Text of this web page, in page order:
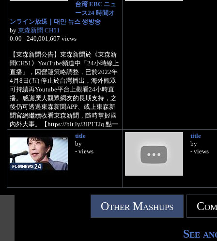
台湾 EBC ニュ
ース24 時間オ
ンライン放送｜대만 뉴스 생방송
by 東森新聞 CH51
0:00 - 240,001,607 views
【東森新聞公告】東森新聞於《東森新
聞CH51》YouTube頻道中「24小時線上
直播」，因營運策略調整，已於2022年
4月8日(五) 停止於台灣播出，海外觀眾
可持續再Youtube平台上觀看24小時直
播。感謝廣大觀眾網友的長期支持，之
後仍可透過東森新聞APP、或上東森新
聞官網繼續收看東森新聞，隨時掌握國
內外大事。【https://bit.ly/3IP1TJq 點一
●【加入東森新聞！直播不中斷】
https://news.ebc.net.tw/live
●【下載東森新聞APP！直播內容不錯過
title
by
- views
title
by
- views
Other Mashups
See